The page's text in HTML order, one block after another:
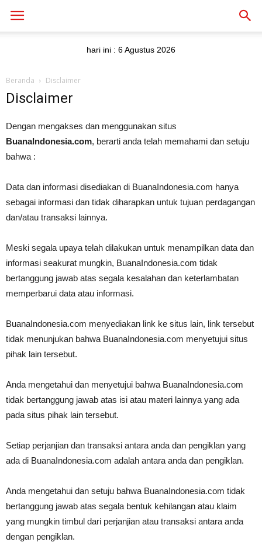
hari ini : 6 Agustus 2026
Beranda Disclaimer
Disclaimer
Dengan mengakses dan menggunakan situs
BuanaIndonesia.com, berarti anda telah memahami dan setuju
bahwa :
Data dan informasi disediakan di BuanaIndonesia.com hanya
sebagai informasi dan tidak diharapkan untuk tujuan perdagangan
dan/atau transaksi lainnya.
Meski segala upaya telah dilakukan untuk menampilkan data dan
informasi seakurat mungkin, BuanaIndonesia.com tidak
bertanggung jawab atas segala kesalahan dan keterlambatan
memperbarui data atau informasi.
BuanaIndonesia.com menyediakan link ke situs lain, link tersebut
tidak menunjukan bahwa BuanaIndonesia.com menyetujui situs
pihak lain tersebut.
Anda mengetahui dan menyetujui bahwa BuanaIndonesia.com
tidak bertanggung jawab atas isi atau materi lainnya yang ada
pada situs pihak lain tersebut.
Setiap perjanjian dan transaksi antara anda dan pengiklan yang
ada di BuanaIndonesia.com adalah antara anda dan pengiklan.
Anda mengetahui dan setuju bahwa BuanaIndonesia.com tidak
bertanggung jawab atas segala bentuk kehilangan atau klaim
yang mungkin timbul dari perjanjian atau transaksi antara anda
dengan pengiklan.